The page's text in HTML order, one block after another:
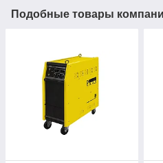
Подобные товары